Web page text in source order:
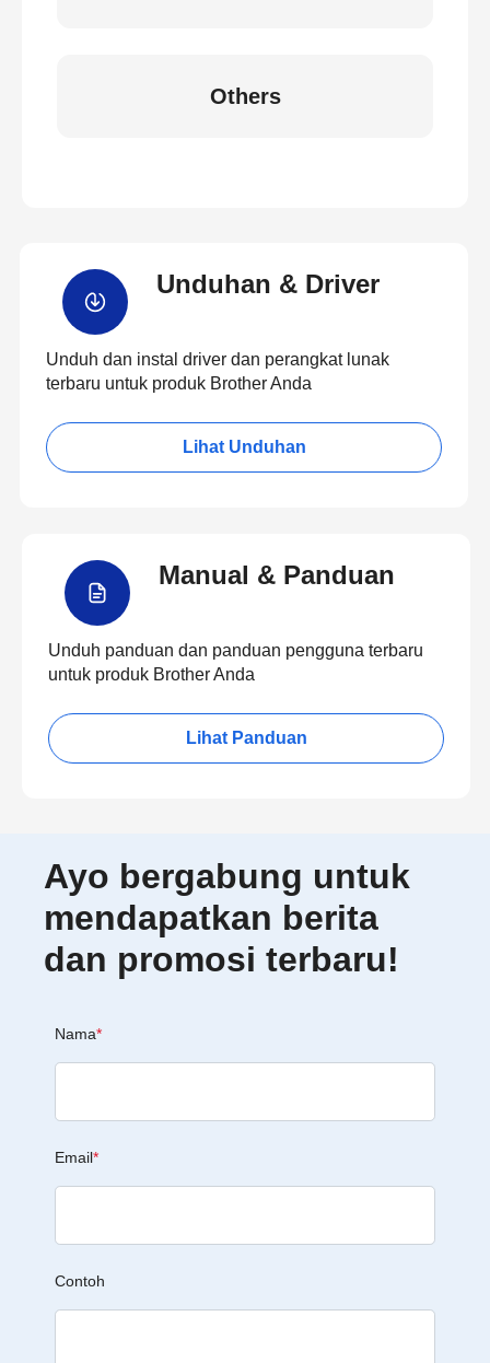
Others
Unduhan & Driver
Unduh dan instal driver dan perangkat lunak
terbaru untuk produk Brother Anda
Lihat Unduhan
Manual & Panduan
Unduh panduan dan panduan pengguna terbaru
untuk produk Brother Anda
Lihat Panduan
Ayo bergabung untuk
mendapatkan berita
dan promosi terbaru!
Nama*
Email*
Contoh